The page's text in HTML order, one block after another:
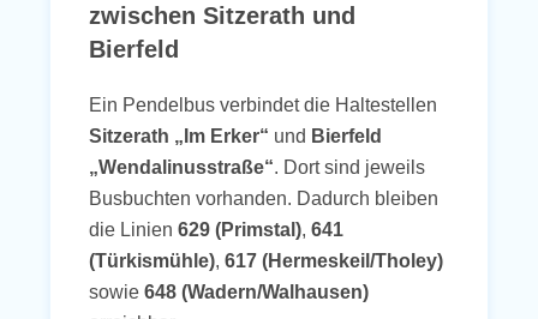
zwischen Sitzerath und
Bierfeld
Ein Pendelbus verbindet die Haltestellen
Sitzerath „Im Erker“ und Bierfeld
„Wendalinusstraße“. Dort sind jeweils
Busbuchten vorhanden. Dadurch bleiben
die Linien 629 (Primstal), 641
(Türkismühle), 617 (Hermeskeil/Tholey)
sowie 648 (Wadern/Walhausen)